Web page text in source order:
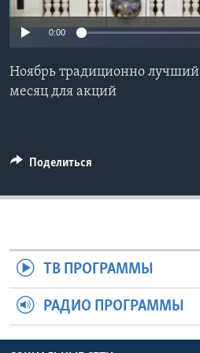
Learning English
СОЦИАЛЬНЫЕ СЕТИ
0:00
Ноябрь традиционно лучший
месяц для акций
Поделиться
ТВ ПРОГРАММЫ
РАДИО ПРОГРАММЫ